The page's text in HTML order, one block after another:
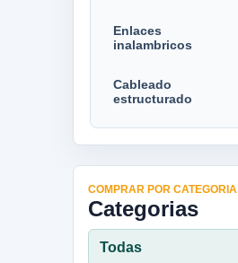
Enlaces
inalambricos
Cableado
estructurado
COMPRAR POR CATEGORIA
Categorias
Todas